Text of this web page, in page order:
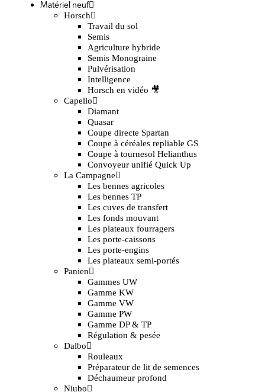
Matériel neuf
Horsch
Travail du sol
Semis
Agriculture hybride
Semis Monograine
Pulvérisation
Intelligence
Horsch en vidéo 🎥
Capello
Diamant
Quasar
Coupe directe Spartan
Coupe à céréales repliable GS
Coupe à tournesol Helianthus
Convoyeur unifié Quick Up
La Campagne
Les bennes agricoles
Les bennes TP
Les cuves de transfert
Les fonds mouvant
Les plateaux fourragers
Les porte-caissons
Les porte-engins
Les plateaux semi-portés
Panien
Gammes UW
Gamme KW
Gamme VW
Gamme PW
Gamme DP & TP
Régulation & pesée
Dalbo
Rouleaux
Préparateur de lit de semences
Déchaumeur profond
Niubo